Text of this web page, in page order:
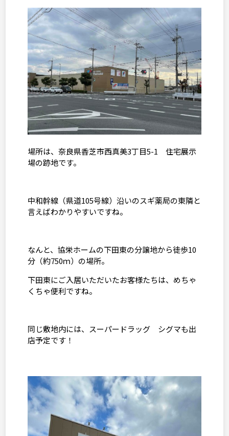
場所は、奈良県香芝市西真美3丁目5-1 住宅展示
場の跡地です。
中和幹線（県道105号線）沿いのスギ薬局の東隣と
言えばわかりやすいですね。
なんと、協栄ホームの下田東の分譲地から徒歩10
分（約750ｍ）の場所。
下田東にご入居いただいたお客様たちは、めちゃ
くちゃ便利ですね。
同じ敷地内には、スーパードラッグ シグマも出
店予定です！